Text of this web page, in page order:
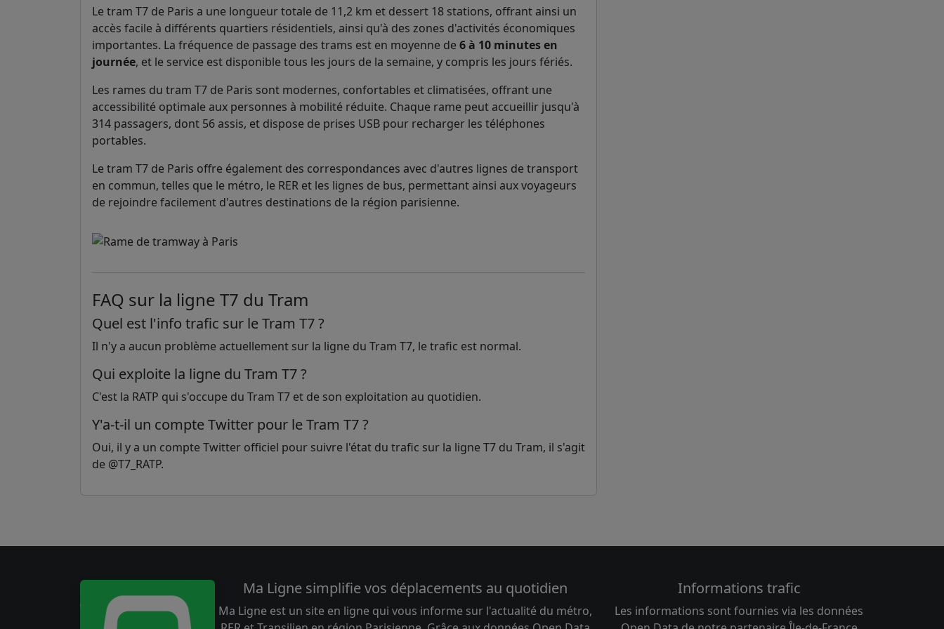
Le tram T7 de Paris a une longueur totale de 11,2 km et dessert 18 stations, offrant ainsi un
accès facile à différents quartiers résidentiels, ainsi qu'à des zones d'activités économiques
importantes. La fréquence de passage des trams est en moyenne de 6 à 10 minutes en
journée, et le service est disponible tous les jours de la semaine, y compris les jours fériés.
Les rames du tram T7 de Paris sont modernes, confortables et climatisées, offrant une
accessibilité optimale aux personnes à mobilité réduite. Chaque rame peut accueillir jusqu'à
314 passagers, dont 56 assis, et dispose de prises USB pour recharger les téléphones
portables.
Le tram T7 de Paris offre également des correspondances avec d'autres lignes de transport
en commun, telles que le métro, le RER et les lignes de bus, permettant ainsi aux voyageurs
de rejoindre facilement d'autres destinations de la région parisienne.
FAQ sur la ligne T7 du Tram
Quel est l'info trafic sur le Tram T7 ?
Il n'y a aucun problème actuellement sur la ligne du Tram T7, le trafic est normal.
Qui exploite la ligne du Tram T7 ?
C'est la RATP qui s'occupe du Tram T7 et de son exploitation au quotidien.
Y'a-t-il un compte Twitter pour le Tram T7 ?
Oui, il y a un compte Twitter officiel pour suivre l'état du trafic sur la ligne T7 du Tram, il s'agit
de @T7_RATP.
Ma Ligne simplifie vos déplacements au quotidien
Ma Ligne est un site en ligne qui vous informe sur l'actualité du métro,
Informations trafic
Les informations sont fournies via les données